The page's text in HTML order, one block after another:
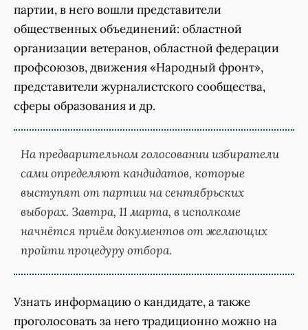
партии, в него вошли представители
общественных объединений: областной
организации ветеранов, областной федерации
профсоюзов, движения «Народный фронт»,
представители журналистского сообщества,
сферы образования и др.
На предварительном голосовании избиратели
сами определяют кандидатов, которые
выступят от партии на сентябрьских
выборах. Завтра, 11 марта, в исполкоме
начнётся приём документов от желающих
пройти процедуру отбора.
Узнать информацию о кандидате, а также
проголосовать за него традиционно можно на